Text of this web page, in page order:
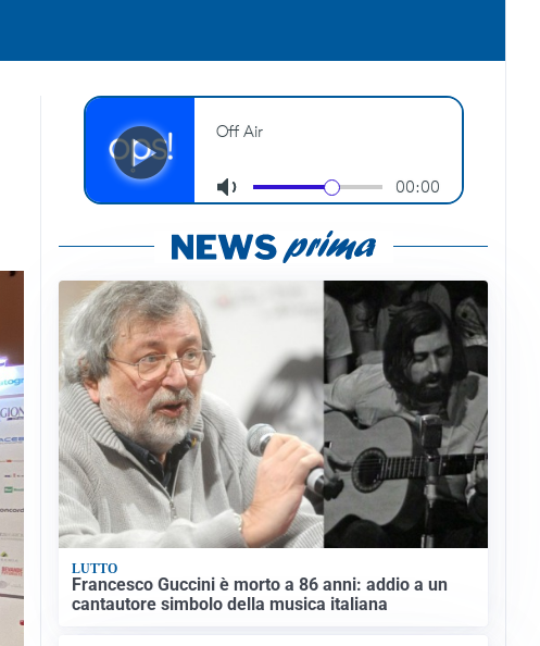
LUTTO
Francesco Guccini è morto a 86 anni: addio a un
cantautore simbolo della musica italiana